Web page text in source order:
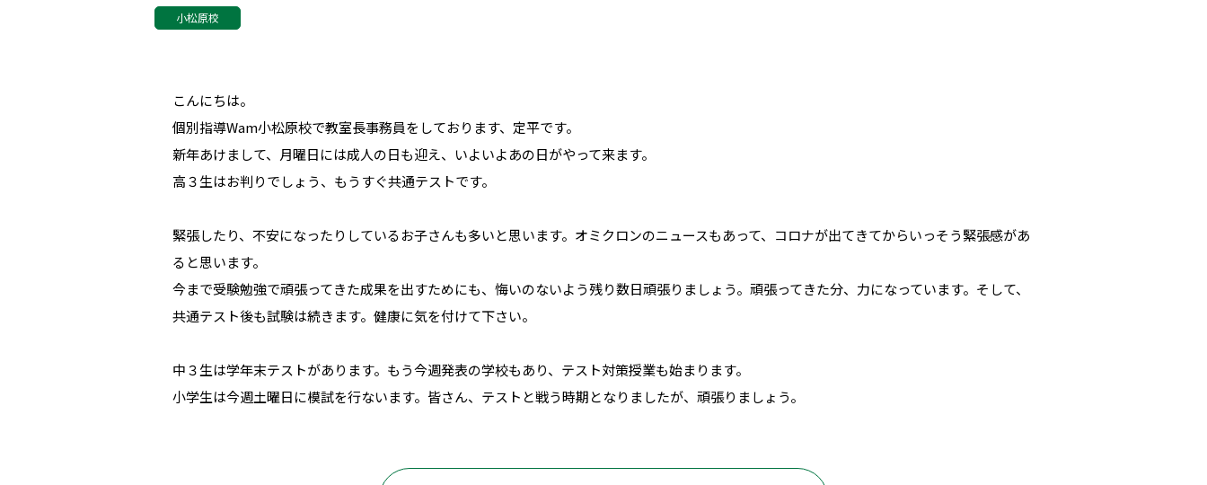
小松原校
こんにちは。
個別指導Wam小松原校で教室長事務員をしております、定平です。
新年あけまして、月曜日には成人の日も迎え、いよいよあの日がやって来ます。
高３生はお判りでしょう、もうすぐ共通テストです。
緊張したり、不安になったりしているお子さんも多いと思います。オミクロンのニュースもあって、コロナが出てきてからいっそう緊張感があ
ると思います。
今まで受験勉強で頑張ってきた成果を出すためにも、悔いのないよう残り数日頑張りましょう。頑張ってきた分、力になっています。そして、
共通テスト後も試験は続きます。健康に気を付けて下さい。
中３生は学年末テストがあります。もう今週発表の学校もあり、テスト対策授業も始まります。
小学生は今週土曜日に模試を行ないます。皆さん、テストと戦う時期となりましたが、頑張りましょう。